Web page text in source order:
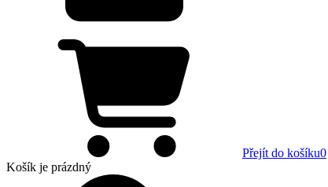
Přejít do košíku0
Košík je prázdný